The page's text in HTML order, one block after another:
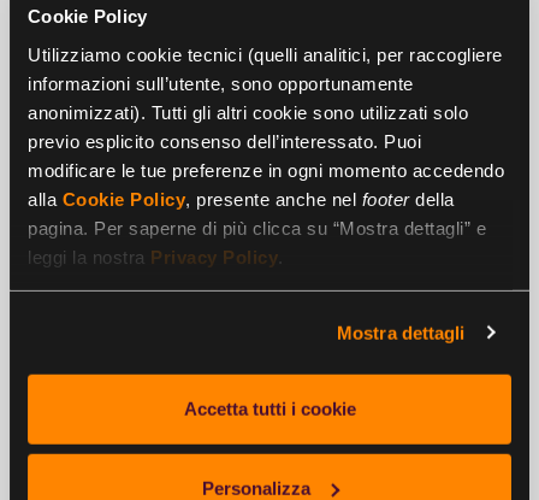
Cookie Policy
Utilizziamo cookie tecnici (quelli analitici, per raccogliere
informazioni sull’utente, sono opportunamente
anonimizzati). Tutti gli altri cookie sono utilizzati solo
previo esplicito consenso dell’interessato. Puoi
modificare le tue preferenze in ogni momento accedendo
alla Cookie Policy , presente anche nel footerdella
pagina. Per saperne di più clicca su “Mostra dettagli” e
leggi la nostra Privacy Policy
Mostra dettagli
Accetta tutti i cookie
Personalizza
Concedere una maggiore flessibilità lavorativa ai
collaboratori, legando l’attività lavorativa al
raggiungimento di obiettivi
piuttosto che alla presenza
fisica sul posto di lavoro fa sì che si riduca notevolmente il
fenomeno dell’assenteismo.
La presenza di meno personale in azienda consente di
Maggiore responsabilizzazione dei dipendenti